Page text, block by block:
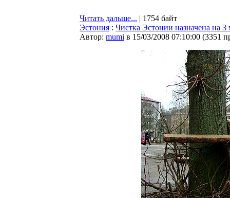
Читать дальше... | 1754 байт
Эстония : Чистка Эстонии назначена на 3
Автор: mumi в 15/03/2008 07:10:00 (3351